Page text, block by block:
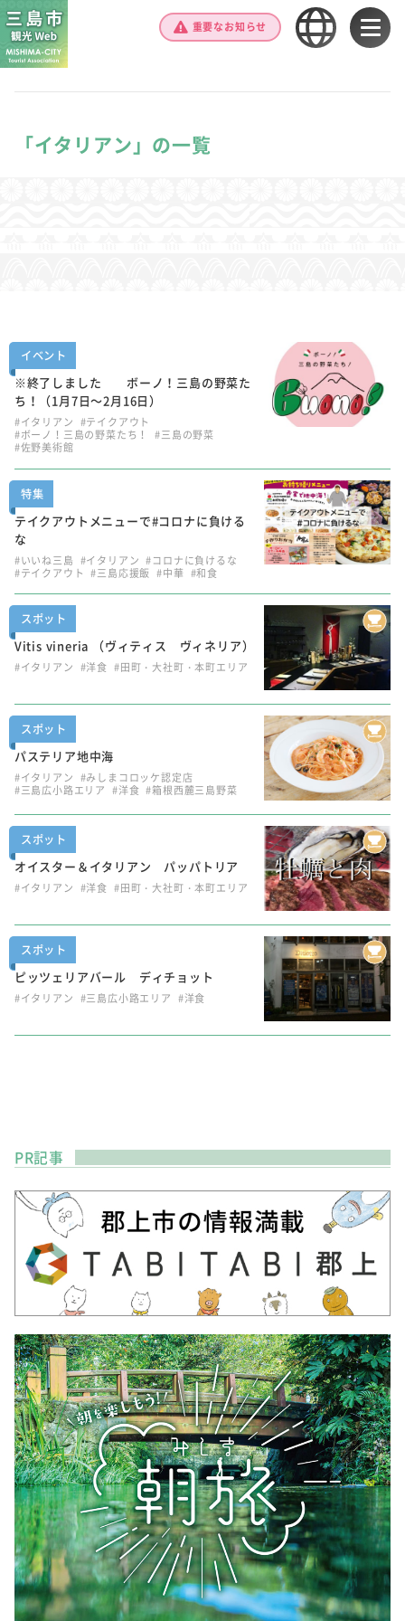
重要なお知らせ
「イタリアン」の一覧
イベント
※終了しました ボーノ！三島の野菜た
ち！（1月7日～2月16日）
#イタリアン #テイクアウト
#ボーノ！三島の野菜たち！
#三島の野菜
#佐野美術館
特集
テイクアウトメニューで#コロナに負ける
な
#いいね三島 #イタリアン #コロナに負けるな
#テイクアウト #三島応援飯 #中華 #和食
スポット
Vitis vineria （ヴィティス ヴィネリア）
#イタリアン #洋食 #田町・大社町・本町エリア
スポット
パステリア地中海
#イタリアン #みしまコロッケ認定店
#三島広小路エリア #洋食 #箱根西麓三島野菜
スポット
オイスター＆イタリアン パッパトリア
#イタリアン #洋食 #田町・大社町・本町エリア
スポット
ピッツェリアバール ディチョット
#イタリアン #三島広小路エリア #洋食
PR記事